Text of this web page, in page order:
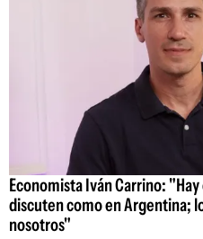
Economista Iván Carrino:
discuten como en Argentina;
nosotros"